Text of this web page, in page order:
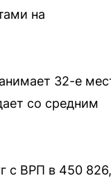
на
32-е
со средним
с ВРП в 450